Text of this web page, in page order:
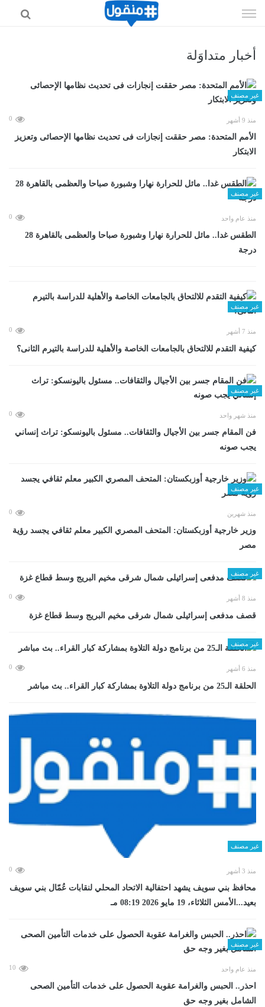
الى
أخبار متداوَلة
غير مصنف
منذ 9 أشهر 0
الأمم المتحدة: مصر حققت إنجازات فى تحديث نظامها الإحصائى وتعزيز
الابتكار
غير مصنف
منذ عام واحد 0
الطقس غدا.. مائل للحرارة نهارا وشبورة صباحا والعظمى بالقاهرة 28
درجة
غير مصنف
منذ 7 أشهر 0
كيفية التقدم للالتحاق بالجامعات الخاصة والأهلية للدراسة بالتيرم الثانى؟
غير مصنف
منذ شهر واحد 0
فن المقام جسر بين الأجيال والثقافات.. مسئول باليونسكو: تراث إنساني
يجب صونه
غير مصنف
منذ شهرين 0
وزير خارجية أوزبكستان: المتحف المصري الكبير معلم ثقافي يجسد رؤية
مصر
غير مصنف
منذ 8 أشهر 0
قصف مدفعى إسرائيلى شمال شرقى مخيم البريج وسط قطاع غزة
غير مصنف
منذ 6 أشهر 0
الحلقة الـ25 من برنامج دولة التلاوة بمشاركة كبار القراء.. بث مباشر
غير مصنف
منذ 3 أشهر 0
محافظ بني سويف يشهد احتفالية الاتحاد المحلي لنقابات عُمّال بني سويف
بعيد...الأمس الثلاثاء، 19 مايو 2026 08:19 مـ
غير مصنف
منذ عام واحد 10
احذر.. الحبس والغرامة عقوبة الحصول على خدمات التأمين الصحى
الشامل بغير وجه حق